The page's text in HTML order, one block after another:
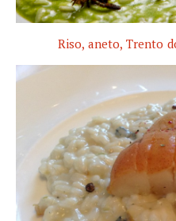
Riso, aneto, Trento